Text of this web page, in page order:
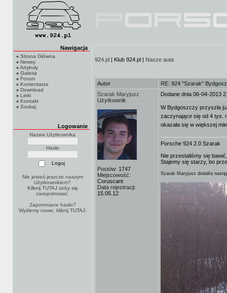
Nawigacja
Strona Główna
Newsy
Artykuły
Galeria
Forum
Komentarze
Download
Linki
Kontakt
Szukaj
Logowanie
Nazwa Użytkownika
Hasło
Nie jesteś jeszcze naszym
Użytkownikiem?
Kilknij TUTAJżeby się
zarejestrować.
Zapomniane hasło?
Wyślemy nowe, kliknij TUTAJ.
924.pl | Klub 924.pl | Nasze auta
Autor
RE: 924 "Szarak"
Szarak Maryjusz
Użytkownik
Postów: 1747
Miejscowość:
Coruscant
Data rejestracji:
15.05.12
Dodane dnia 06-04-2013
W Bydgoszczy przyszła
zaczynające się od 4 tys.
okazała się w większej
Porsche 924 2.0 Szarak
Nie przestaliśmy się
Stajemy się starzy, bo
Szarak Maryjusz dodał/a